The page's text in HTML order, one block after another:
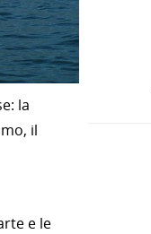
la
il
e le